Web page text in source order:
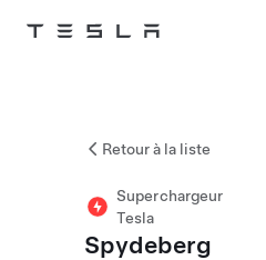
Tesla
Retour à la liste
Superchargeur
Tesla
Spydeberg